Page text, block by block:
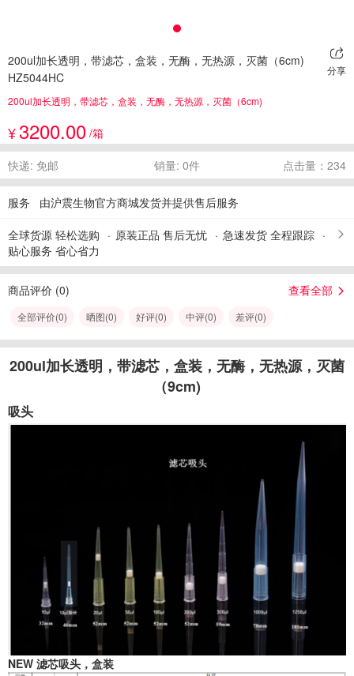
200ul加长透明，带滤芯，盒装，无酶，无热源，灭菌（6cm)
HZ5044HC
分享
200ul加长透明，带滤芯，盒装，无酶，无热源，灭菌（6cm)
¥3200.00 /箱
快递: 免邮 销量: 0件 点击量：234
服务 由沪震生物官方商城发货并提供售后服务
全球货源 轻松选购 原装正品 售后无忧
急速发货 全程跟踪
贴心服务 省心省力
商品评价 (0) 查看全部
全部评价(0) 晒图(0) 好评(0) 中评(0) 差评(0)
200ul加长透明，带滤芯，盒装，无酶，无热源，灭菌
（9cm)
吸头
NEW 滤芯吸头，盒装